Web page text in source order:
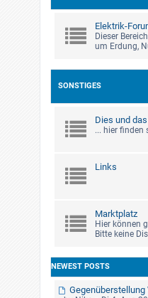
Elektrik-
Dieser
um Erdung,
SONSTIGES
Dies und das
... hier finden
Links
Marktplatz
Hier können
Bitte keine
NEWEST POSTS
Gegenüberstellung